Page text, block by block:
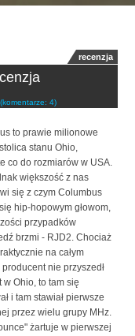
recenzja
(komentarze: 4)
to prawie milionowe
stanu Ohio,
co do rozmiarów w USA.
większość z nas
się z czym Columbus
hip-hopowym głowom,
przypadków
brzmi - RJD2. Chociaż
na całym
nie przyszedł
w Ohio, to tam się
i tam stawiał pierwsze
przez wielu grupy MHz.
żartuje w pierwszej